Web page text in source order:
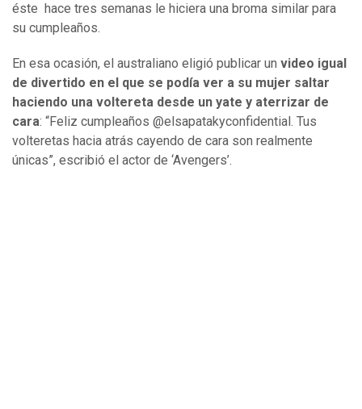
éste hace tres semanas le hiciera una broma similar para
su cumpleaños.
En esa ocasión, el australiano eligió publicar un video igual
de divertido en el que se podía ver a su mujer saltar
haciendo una voltereta desde un yate y aterrizar de
cara: “Feliz cumpleaños @elsapatakyconfidential. Tus
volteretas hacia atrás cayendo de cara son realmente
únicas”, escribió el actor de ‘Avengers’.